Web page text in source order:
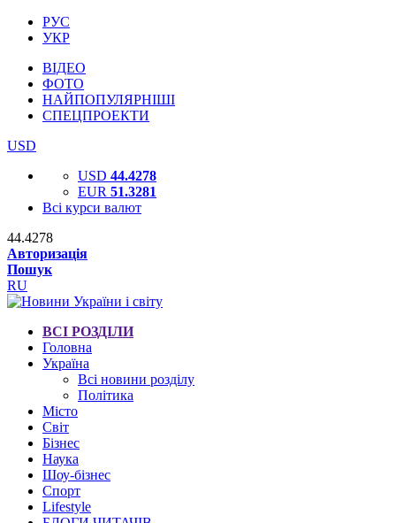
РУС
УКР
ВІДЕО
ФОТО
НАЙПОПУЛЯРНІШІ
СПЕЦПРОЕКТИ
USD
USD 44.4278
EUR 51.3281
Всі курси валют
44.4278
Авторизація
Пошук
RU
ВСІ РОЗДІЛИ
Головна
Україна
Всі новини розділу
Політика
Місто
Світ
Бізнес
Наука
Шоу-бізнес
Спорт
Lifestyle